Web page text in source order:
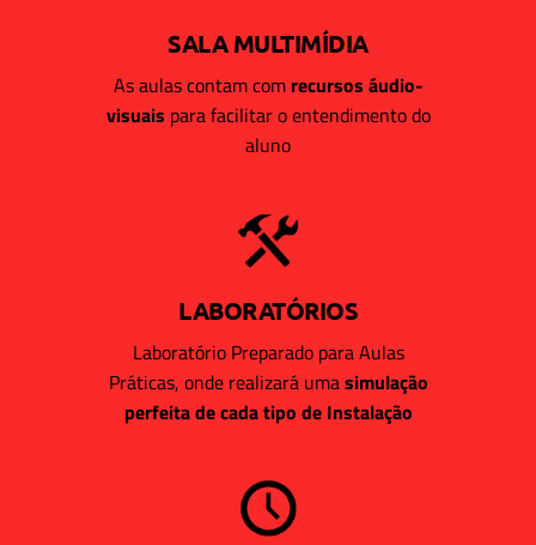
SALA MULTIMÍDIA
As aulas contam com recursos áudio-
visuais para facilitar o entendimento do
aluno
LABORATÓRIOS
Laboratório Preparado para Aulas
Práticas, onde realizará umasimulação
perfeita de cada tipo de Instalação